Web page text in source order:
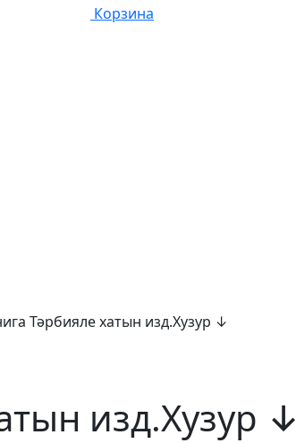
Корзина
Тәрбияле хатын изд.Хузур ↓
изд.Хузур ↓